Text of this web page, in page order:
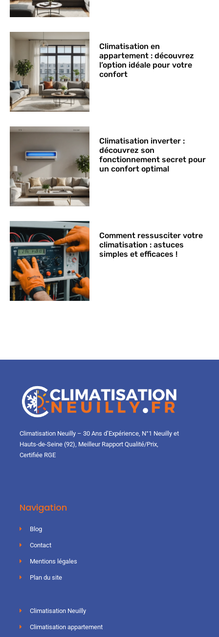
Climatisation en
appartement : découvrez
l’option idéale pour votre
confort
Climatisation inverter :
découvrez son
fonctionnement secret pour
un confort optimal
Comment ressusciter votre
climatisation : astuces
simples et efficaces !
Climatisation Neuilly – 30 Ans d’Expérience, N°1 Neuilly et
Hauts-de-Seine (92), Meilleur Rapport Qualité/Prix,
Certifiée RGE
Navigation
Blog
Contact
Mentions légales
Plan du site
Climatisation Neuilly
Climatisation appartement